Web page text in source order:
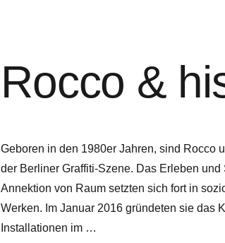
Rocco &
Geboren in den 1980er Jahren, sind Rocco
der Berliner Graffiti-Szene. Das Erleben
Annektion von Raum setzten sich fort in
Werken. Im Januar 2016 gründeten sie das
Installationen im …